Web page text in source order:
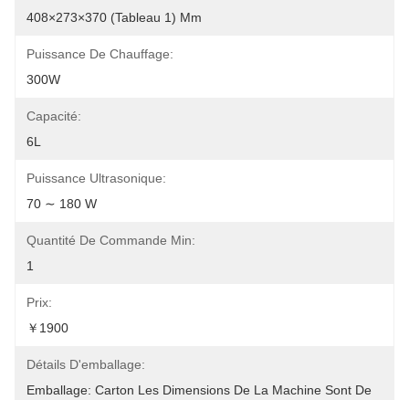
408×273×370 (tableau 1) Mm
Puissance De Chauffage:
300W
Capacité:
6L
Puissance Ultrasonique:
70 ∼ 180 W
Quantité De Commande Min:
1
Prix:
￥1900
Détails D'emballage:
Emballage: Carton Les Dimensions De La Machine Sont De